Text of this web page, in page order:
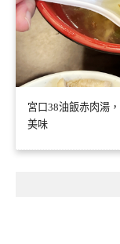
宮口38油飯赤肉湯
美味